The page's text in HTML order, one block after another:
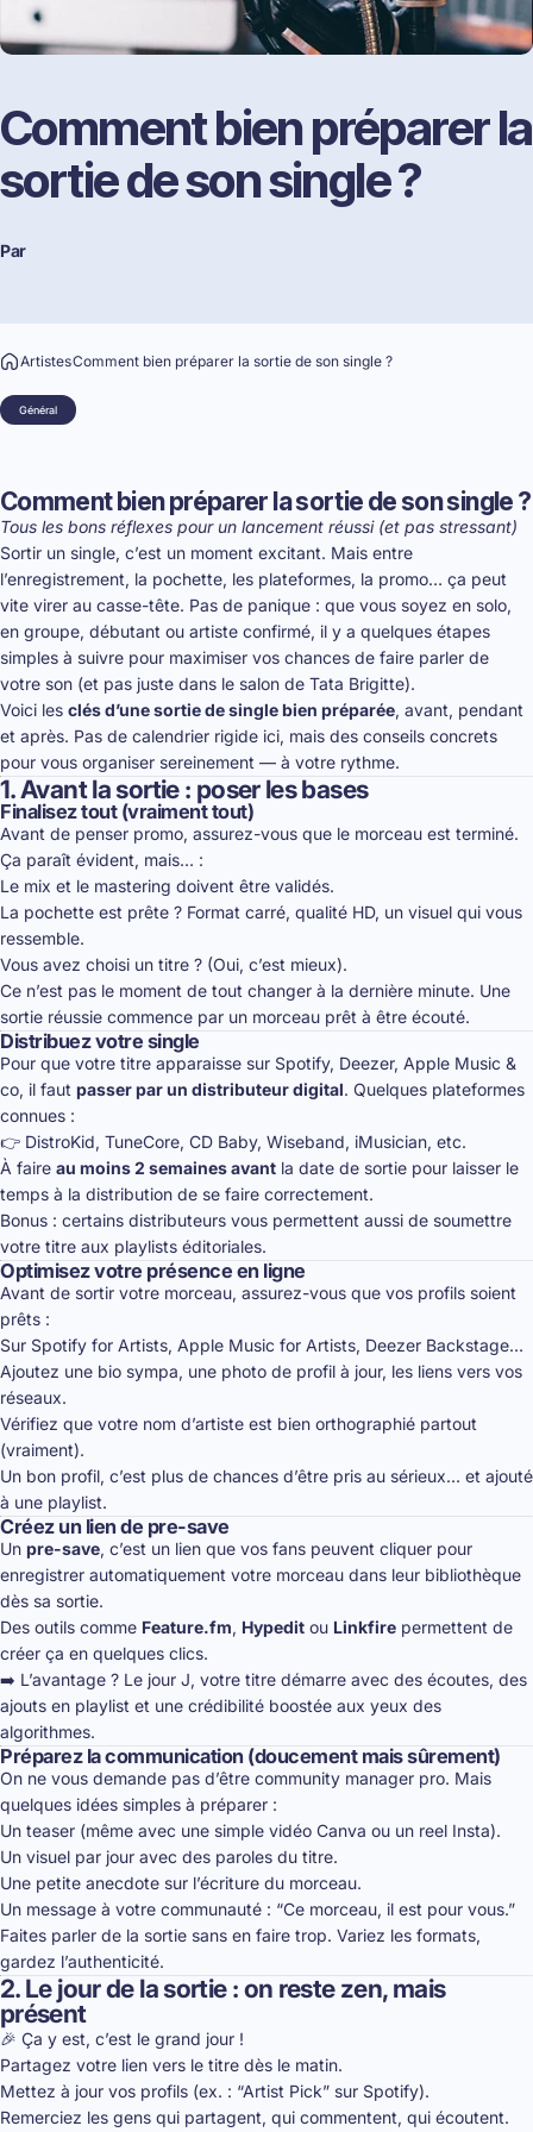
Commentbienpréparerla
sortiedesonsingle?
Par
ArtistesComment bien préparer la sortie de son single ?
Général
Comment bien préparer la sortie de son single ?
Tous les bons réflexes pour un lancement réussi (et pas stressant)
Sortir un single, c’est un moment excitant. Mais entre
l’enregistrement, la pochette, les plateformes, la promo… ça peut
vite virer au casse-tête. Pas de panique : que vous soyez en solo,
en groupe, débutant ou artiste confirmé, il y a quelques étapes
simples à suivre pour maximiser vos chances de faire parler de
votre son (et pas juste dans le salon de Tata Brigitte).
Voici les clés d’une sortie de single bien préparée, avant, pendant
et après. Pas de calendrier rigide ici, mais des conseils concrets
pour vous organiser sereinement — à votre rythme.
1. Avant la sortie : poser les bases
Finalisez tout (vraiment tout)
Avant de penser promo, assurez-vous que le morceau est terminé.
Ça paraît évident, mais… :
Le mix et le mastering doivent être validés.
La pochette est prête ? Format carré, qualité HD, un visuel qui vous
ressemble.
Vous avez choisi un titre ? (Oui, c’est mieux).
Ce n’est pas le moment de tout changer à la dernière minute. Une
sortie réussie commence par un morceau prêt à être écouté.
Distribuez votre single
Pour que votre titre apparaisse sur Spotify, Deezer, Apple Music &
co, il faut passer par un distributeur digital. Quelques plateformes
connues :
👉 DistroKid, TuneCore, CD Baby, Wiseband, iMusician, etc.
À faire au moins 2 semaines avant la date de sortie pour laisser le
temps à la distribution de se faire correctement.
Bonus : certains distributeurs vous permettent aussi de soumettre
votre titre aux playlists éditoriales.
Optimisez votre présence en ligne
Avant de sortir votre morceau, assurez-vous que vos profils soient
prêts :
Sur Spotify for Artists, Apple Music for Artists, Deezer Backstage…
Ajoutez une bio sympa, une photo de profil à jour, les liens vers vos
réseaux.
Vérifiez que votre nom d’artiste est bien orthographié partout
(vraiment).
Un bon profil, c’est plus de chances d’être pris au sérieux… et ajouté
à une playlist.
Créez un lien de pre-save
Un pre-save, c’est un lien que vos fans peuvent cliquer pour
enregistrer automatiquement votre morceau dans leur bibliothèque
dès sa sortie.
Des outils comme Feature.fm, Hypedit ou Linkfire permettent de
créer ça en quelques clics.
➡️ L’avantage ? Le jour J, votre titre démarre avec des écoutes, des
ajouts en playlist et une crédibilité boostée aux yeux des
algorithmes.
Préparez la communication (doucement mais sûrement)
On ne vous demande pas d’être community manager pro. Mais
quelques idées simples à préparer :
Un teaser (même avec une simple vidéo Canva ou un reel Insta).
Un visuel par jour avec des paroles du titre.
Une petite anecdote sur l’écriture du morceau.
Un message à votre communauté : “Ce morceau, il est pour vous.”
Faites parler de la sortie sans en faire trop. Variez les formats,
gardez l’authenticité.
2. Le jour de la sortie : on reste zen, mais
présent
🎉 Ça y est, c’est le grand jour !
Partagez votre lien vers le titre dès le matin.
Mettez à jour vos profils (ex. : “Artist Pick” sur Spotify).
Remerciez les gens qui partagent, qui commentent, qui écoutent.